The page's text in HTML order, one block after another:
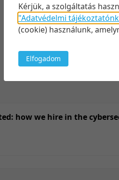
how we hire in the
Kérjük, a szolgáltatás
"Adatvédelmi
(cookie) használunk,
Elfogadom